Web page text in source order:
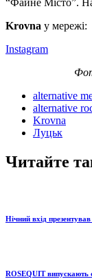
Krovna у мережі:
Instagram
alternative
alternative
Krovna
Луцьк
Читайте
Нічний вхід
ROSEQUIT випускають